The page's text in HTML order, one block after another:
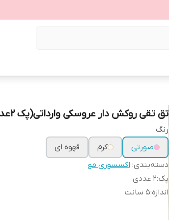
تق تقی روکش دار عروسکی وارداتی(پک 2عددی)
رنگ
صورتی
کرم
قهوه ای
دسته‌بندی: اکسسوری مو
پک:2 عددی
اندازه:5 سانت